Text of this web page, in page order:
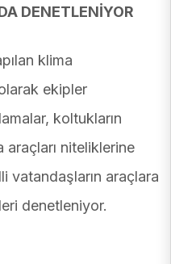
DENETLENİYOR
klima
ekipler
koltukların
niteliklerine
vatandaşların araçlara
denetleniyor.